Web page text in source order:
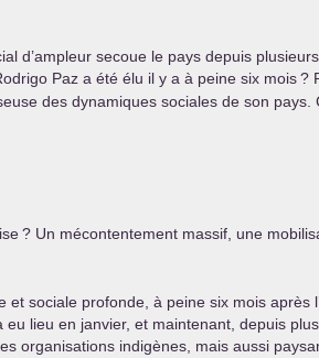
d’ampleur secoue le pays depuis
Paz a été élu il y a à peine six mois?
des dynamiques sociales de son pays.
? Un mécontentement massif, une
sociale profonde, à peine six mois après
lieu en janvier, et maintenant, depuis
organisations indigènes, mais aussi